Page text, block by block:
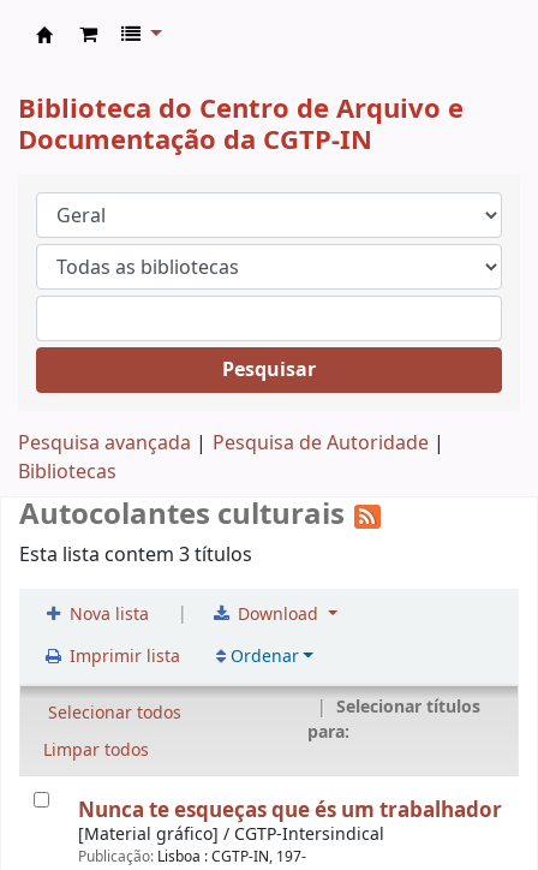
Biblioteca do Centro de Arquivo e
Documentação da CGTP-IN
Pesquisar
Pesquisa avançada
Pesquisa de Autoridade
Bibliotecas
Autocolantes culturais
Esta lista contem 3 títulos
Nova lista |
Download
Imprimir lista
Ordenar
Selecionar todos
Limpar todos
Selecionar títulos
para:
Nunca te esqueças que és um trabalhador
[Material gráfico] / CGTP-Intersindical
Publicação: Lisboa : CGTP-IN, 197-